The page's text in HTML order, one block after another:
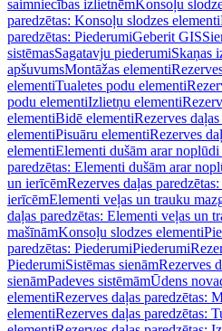
saimniecības izlietnēmKonsoļu
paredzētas: Konsoļu slodzes elementi
paredzētas: PiederumiGeberit GIS
sistēmasSagatavju piederumiSkaņas
apšuvumsMontāžas elementi
elementiTualetes podu elementi
podu elementiIzlietņu elementi
elementiBidē elementiRezerves
elementiPisuāru elementiRezerves
elementiElementi dušām arar noplūdi
paredzētas: Elementi dušām arar
un ierīcēmRezerves daļas
ierīcēmElementi veļas un trauku
daļas paredzētas: Elementi veļas un
mašīnāmKonsoļu slodzes elementi
paredzētas: PiederumiPiederumi
PiederumiSistēmas sienāmRezerves
sienāmPadeves sistēmāmŪdens
elementiRezerves daļas paredzētas:
elementiRezerves daļas paredzētas: